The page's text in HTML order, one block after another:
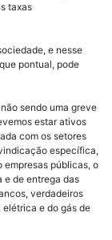
taxas
e nesse
pontual, pode
sendo uma greve
estar ativos
com os setores
específica,
empresas públicas, o
e de entrega das
verdadeiros
e do gás de